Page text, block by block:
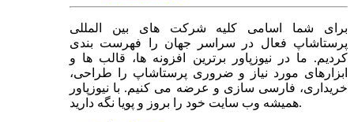
برای شما اسامی کلیه شرکت های بین المللی
پرستاشاپ فعال در سراسر جهان را فهرست بندی
کردیم. ما در نیوزپاور برترین افزونه ها، قالب ها و
ابزارهای مورد نیاز و ضروری پرستاشاپ را طراحی،
خریداری، فارسی سازی و عرضه می کنیم. با نیوزپاور
همیشه وب سایت خود را بروز و پویا نگه دارید.